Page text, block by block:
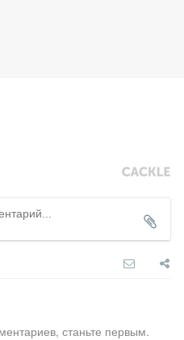
станьте первым.